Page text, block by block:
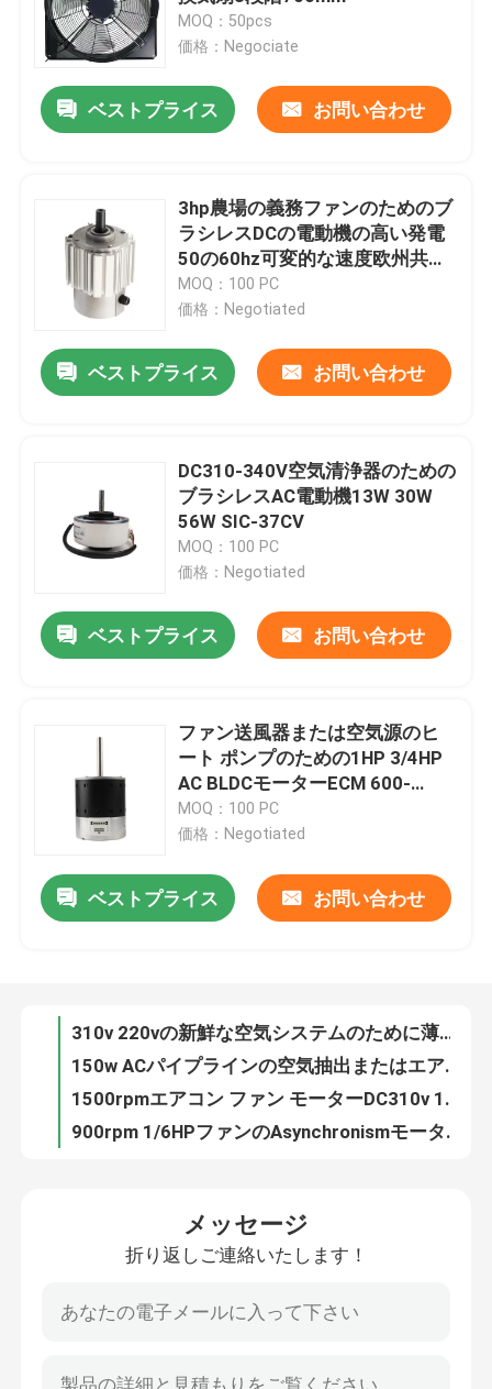
プロダクト
ビデオ
工場旅行
品質管理
AC BLDCモーター
ACファンモーター
単相AC誘導電動機
MOQ：50pcs
価格：Negociate
ベストプライス お問い合わせ
3hp農場の義務ファンのためのブ
ラシレスDCの電動機の高い発電
50の60hz可変的な速度欧州共同
体
MOQ：100 PC
価格：Negotiated
ベストプライス お問い合わせ
DC310-340V空気清浄器のための
ブラシレスAC電動機13W 30W
56W SIC-37CV
MOQ：100 PC
価格：Negotiated
ベストプライス お問い合わせ
ファン送風器または空気源のヒ
ート ポンプのための1HP 3/4HP
AC BLDCモーターECM 600-
3000rpm
MOQ：100 PC
価格：Negotiated
ベストプライス お問い合わせ
310v 220vの新鮮な空気システムのために薄い遠心送風機ファンBLDCの前方曲げられた送風機超
220v 115vソーダ コーヒー機械のための1つの段階の誘導電動機の炭酸塩モーター
400w中央AC単位ファン モーター800-1300rpm高い発電YDK140のアルミニウム貝
380V/120V農場の義務の電動機50/60HZ 0.5HP NEMA 56フレーム
115V 60HZの単一フェーズの送風機モーター屋内ファン送風器のための1/10のHP
メッセージ
折り返しご連絡いたします！